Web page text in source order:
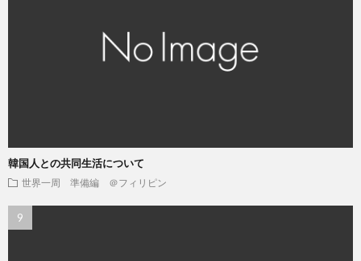
韓国人との共同生活について
世界一周 準備編 ＠フィリピン